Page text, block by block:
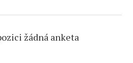
žádná anketa